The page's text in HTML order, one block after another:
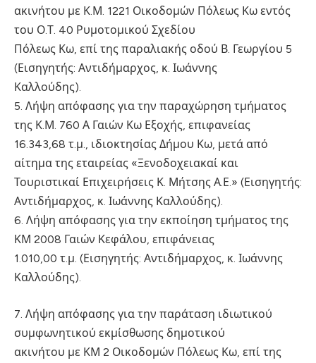
ακινήτου με Κ.Μ. 1221 Οικοδομών Πόλεως Κω εντός
του Ο.Τ. 40 Ρυμοτομικού Σχεδίου
Πόλεως Κω, επί της παραλιακής οδού Β. Γεωργίου 5
(Εισηγητής: Αντιδήμαρχος, κ. Ιωάννης
Καλλούδης).
5. Λήψη απόφασης για την παραχώρηση τμήματος
της Κ.Μ. 760 Α Γαιών Κω Εξοχής, επιφανείας
16.343,68 τ.μ., ιδιοκτησίας Δήμου Κω, μετά από
αίτημα της εταιρείας «Ξενοδοχειακαί και
Τουριστικαί Επιχειρήσεις Κ. Μήτσης Α.Ε.» (Εισηγητής:
Αντιδήμαρχος, κ. Ιωάννης Καλλούδης).
6. Λήψη απόφασης για την εκποίηση τμήματος της
ΚΜ 2008 Γαιών Κεφάλου, επιφάνειας
1.010,00 τ.μ. (Εισηγητής: Αντιδήμαρχος, κ. Ιωάννης
Καλλούδης).
7. Λήψη απόφασης για την παράταση ιδιωτικού
συμφωνητικού εκμίσθωσης δημοτικού
ακινήτου με ΚΜ 2 Οικοδομών Πόλεως Κω, επί της